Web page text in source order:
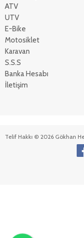
ATV
UTV
E-Bike
Motosiklet
Karavan
S.S.S
Banka Hesabı
İletişim
Telif Hakkı © 2026 Gökhan